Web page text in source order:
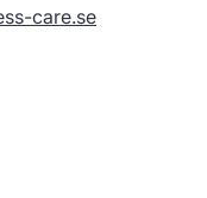
care.se